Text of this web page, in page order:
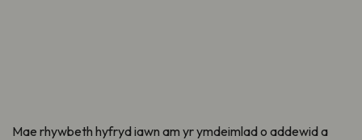
Mae rhywbeth hyfryd iawn am yr ymdeimlad o addewid a